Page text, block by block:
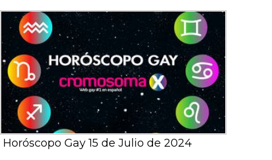
Horóscopo Gay 15 de Julio de 2024